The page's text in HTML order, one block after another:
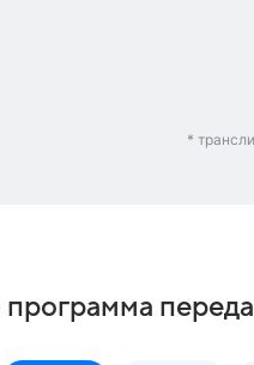
*
программа